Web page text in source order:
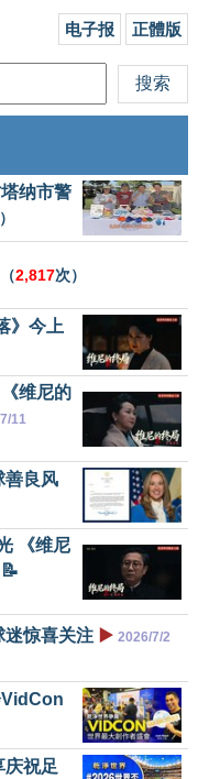
电子报 正體版
纳市警
（2,817次）
》今上
维尼的
11
善良风
《维尼
📝
迷惊喜关注 ▶️ 2026/7/2
VidCon
庆祝足